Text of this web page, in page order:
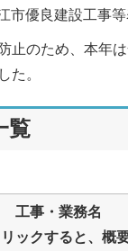
優良建設工事等
止のため、本年
た。
覧
工事・業務名
リックすると、概